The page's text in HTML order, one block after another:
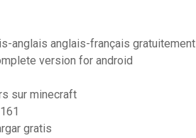
anglais anglais-français gratuitement
version for android
sur minecraft
gratis